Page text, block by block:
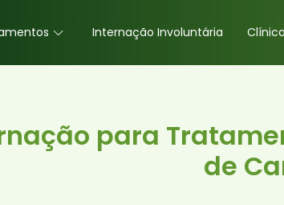
Internação Involuntária
para
de